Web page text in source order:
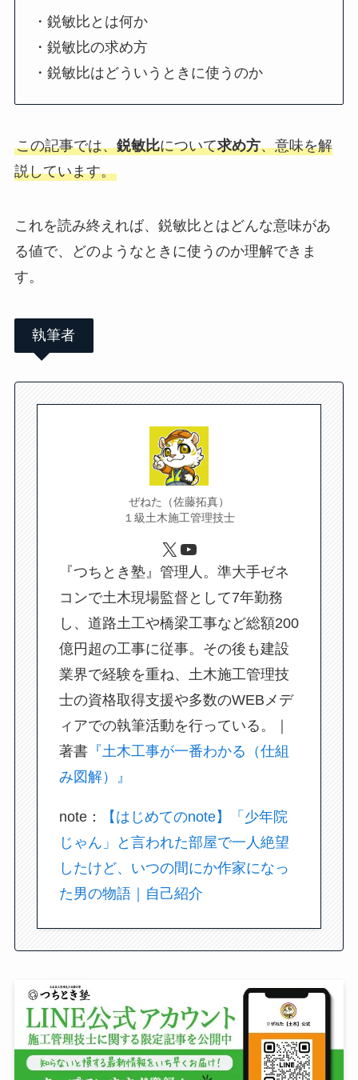
・鋭敏比とは何か
・鋭敏比の求め方
・鋭敏比はどういうときに使うのか
この記事では、鋭敏比について求め方、意味を解
説しています。
これを読み終えれば、鋭敏比とはどんな意味があ
る値で、どのようなときに使うのか理解できま
す。
執筆者
ぜねた（佐藤拓真）
１級土木施工管理技士
X YouTube
『つちとき塾』管理人。準大手ゼネ
コンで土木現場監督として7年勤務
し、道路土工や橋梁工事など総額200
億円超の工事に従事。その後も建設
業界で経験を重ね、土木施工管理技
士の資格取得支援や多数のWEBメデ
ィアでの執筆活動を行っている。｜
著書『土木工事が一番わかる（仕組
み図解）』
note：
【はじめてのnote】「少年院
じゃん」と言われた部屋で一人絶望
したけど、いつの間にか作家になっ
た男の物語｜自己紹介